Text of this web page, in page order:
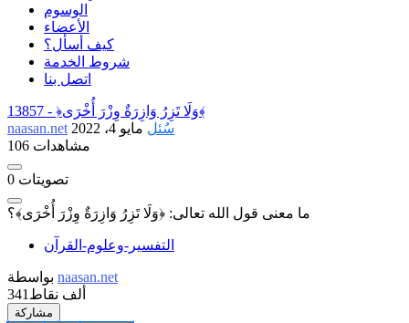
الوسوم
الأعضاء
كيف أسأل؟
شروط الخدمة
اتصل بنا
13857 -
﴿وَلَا تَزِرُ وَازِرَةٌ وِزْرَ أُخْرَى﴾
naasan.net
سُئل مايو 4، 2022
106 مشاهدات
0 تصويتات
ما معنى قول الله تعالى: ﴿وَلَا تَزِرُ وَازِرَةٌ وِزْرَ أُخْرَى﴾؟
التفسير-وعلوم-القرآن
naasan.net
341ألف نقاط
مشاركة